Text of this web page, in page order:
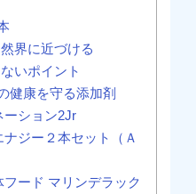
界に近づける
いポイント
健康を守る添加剤
ーション2Jr
ジー２本セット（Ａ
ード マリンデラック